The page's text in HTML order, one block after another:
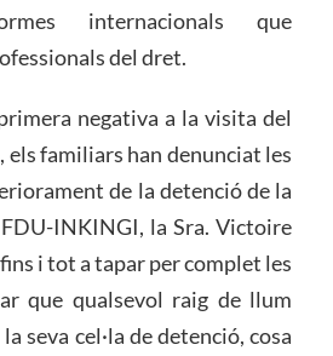
internacionals que
del dret.
negativa a la visita del
els familiars han denunciat les
de la detenció de la
INKINGI, la Sra. Victoire
i tot a tapar per complet les
que qualsevol raig de llum
seva cel·la de detenció, cosa